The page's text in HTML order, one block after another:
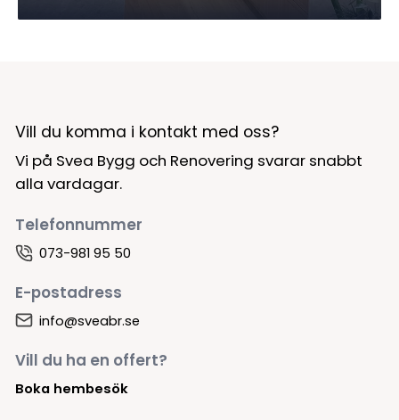
Vill du komma i kontakt med oss?
Vi på Svea Bygg och Renovering svarar snabbt
alla vardagar.
Telefonnummer
073-981 95 50
E-postadress
info@sveabr.se
Vill du ha en offert?
Boka hembesök